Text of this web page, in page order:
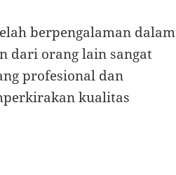
berpengalaman dalam
dari orang lain sangat
profesional dan
kualitas